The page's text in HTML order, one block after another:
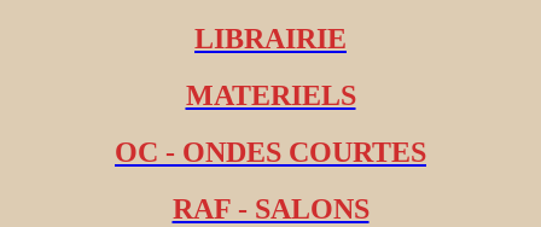
LIBRAIRIE
MATERIELS
OC - ONDES COURTES
RAF - SALONS